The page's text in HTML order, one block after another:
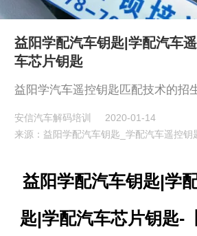
益阳学配汽车钥匙|学配汽车
车芯片钥匙
益阳学汽车遥控钥匙匹配技术的招
安信汽车解码培训
2020-01-14
来源：益阳学配汽车钥匙_学配汽车遥控钥
益阳学配汽车钥匙|学
匙|学配汽车芯片钥匙-